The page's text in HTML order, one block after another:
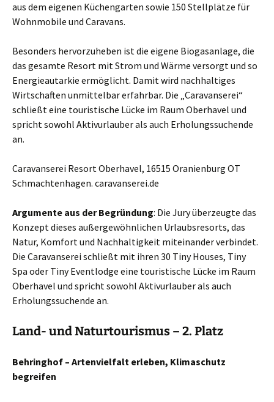
aus dem eigenen Küchengarten sowie 150 Stellplätze für
Wohnmobile und Caravans.
Besonders hervorzuheben ist die eigene Biogasanlage, die
das gesamte Resort mit Strom und Wärme versorgt und so
Energieautarkie ermöglicht. Damit wird nachhaltiges
Wirtschaften unmittelbar erfahrbar. Die „Caravanserei“
schließt eine touristische Lücke im Raum Oberhavel und
spricht sowohl Aktivurlauber als auch Erholungssuchende
an.
Caravanserei Resort Oberhavel, 16515 Oranienburg OT
Schmachtenhagen. caravanserei.de
Argumente aus der Begründung: Die Jury überzeugte das
Konzept dieses außergewöhnlichen Urlaubsresorts, das
Natur, Komfort und Nachhaltigkeit miteinander verbindet.
Die Caravanserei schließt mit ihren 30 Tiny Houses, Tiny
Spa oder Tiny Eventlodge eine touristische Lücke im Raum
Oberhavel und spricht sowohl Aktivurlauber als auch
Erholungssuchende an.
Land- und Naturtourismus – 2. Platz
Behringhof – Artenvielfalt erleben, Klimaschutz
begreifen